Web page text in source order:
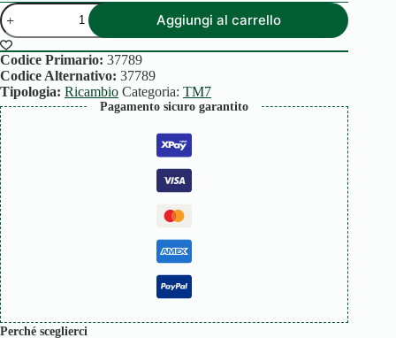
MOTORE
BIMBY
TM7
quantità
Aggiungi al carrello
Codice Primario: 37789
Codice Alternativo: 37789
Tipologia: Ricambio Categoria: TM7
Pagamento sicuro garantito
Perché sceglierci